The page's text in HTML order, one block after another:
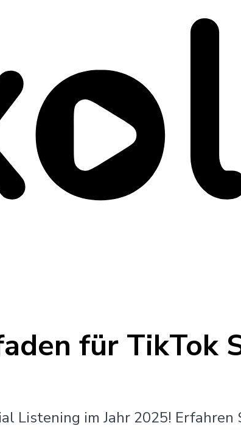
für TikTok
Listening im Jahr 2025!